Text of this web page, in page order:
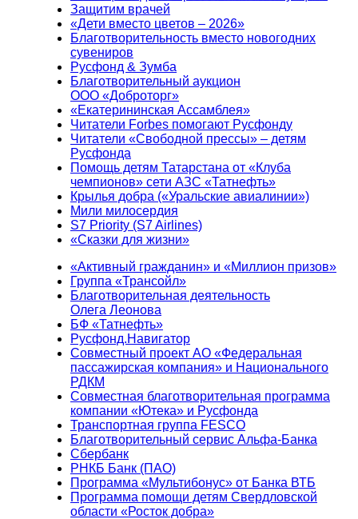
Защитим врачей
«Дети вместо цветов – 2026»
Благотворительность вместо новогодних
сувениров
Русфонд & Зумба
Благотворительный аукцион
ООО «Доброторг»
«Екатерининская Ассамблея»
Читатели Forbes помогают Русфонду
Читатели «Свободной прессы» – детям
Русфонда
Помощь детям Татарстана от «Клуба
чемпионов» сети АЗС «Татнефть»
Крылья добра («Уральские авиалинии»)
Мили милосердия
S7 Priority (S7 Airlines)
«Сказки для жизни»
«Активный гражданин» и «Миллион призов»
Группа «Трансойл»
Благотворительная деятельность
Олега Леонова
БФ «Татнефть»
Русфонд.Навигатор
Совместный проект АО «Федеральная
пассажирская компания» и Национального
РДКМ
Совместная благотворительная программа
компании «Ютека» и Русфонда
Транспортная группа FESCO
Благотворительный сервис Альфа-Банка
Сбербанк
РНКБ Банк (ПАО)
Программа «Мультибонус» от Банка ВТБ
Программа помощи детям Свердловской
области «Росток добра»